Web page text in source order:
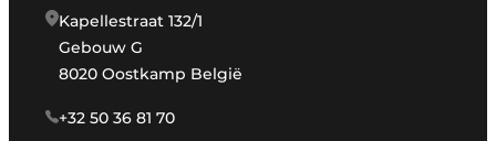
Kapellestraat 132/1
Gebouw G
8020 Oostkamp België
+32 50 36 81 70